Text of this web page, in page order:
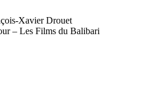
Xavier Drouet
– Les Films du Balibari